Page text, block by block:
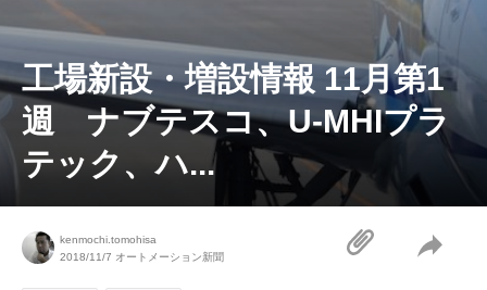
工場新設・増設情報 11月第1
週 ナブテスコ、U-MHIプラ
テック、ハ...
kenmochi.tomohisa
2018/11/7 オートメーション新聞